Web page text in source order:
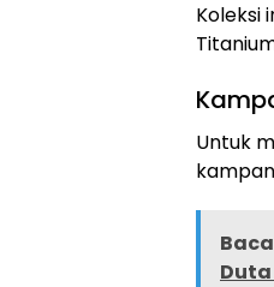
Koleksi
Untuk